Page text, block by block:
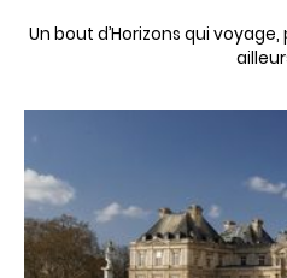
Un bout d’Horizons qui